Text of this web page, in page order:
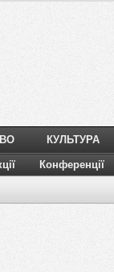
КУЛЬТУРА
Конференції